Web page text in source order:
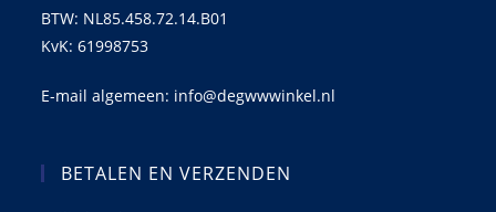
BTW: NL85.458.72.14.B01
KvK: 61998753
E-mail algemeen: info@degwwwinkel.nl
BETALEN EN VERZENDEN